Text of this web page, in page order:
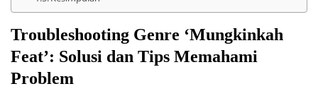
Troubleshooting Genre ‘Mungkinkah
Feat’: Solusi dan Tips Memahami
Problem